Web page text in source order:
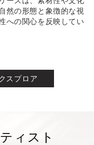
然の形態と象徴的な視
への関心を反映してい
スプロア
ィスト